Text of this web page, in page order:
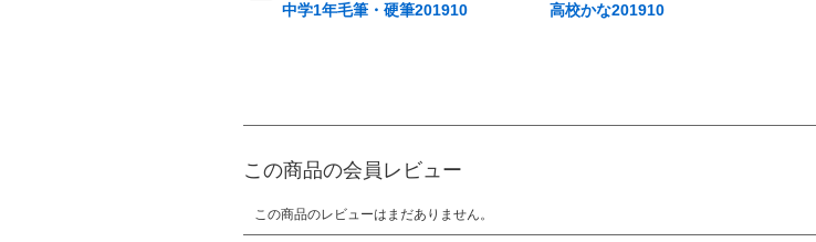
中学1年毛筆・硬筆201910 高校かな201910
この商品の会員レビュー
この商品のレビューはまだありません。